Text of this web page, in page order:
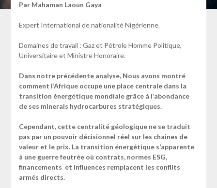
Par Mahaman Laoun Gaya
Expert International de nationalité Nigérienne.
Domaines de travail : Gaz et Pétrole Homme Politique,
Universitaire et Ministre Honoraire.
Dans notre précédente analyse, Nous avons montré
comment l’Afrique occupe une place centrale dans la
transition énergétique mondiale grâce à l’abondance
de ses minerais hydrocarbures stratégiques.
Cependant, cette centralité géologique ne se traduit
pas par un pouvoir décisionnel réel sur les chaines de
valeur et le prix. La transition énergétique s’apparente
à une guerre feutrée où contrats, normes ESG,
financements et influences remplacent les conflits
armés directs.